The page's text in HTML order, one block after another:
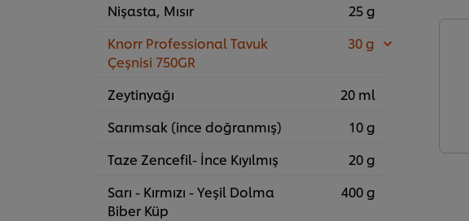
Nişasta, Mısır
25 g
Knorr Professional Tavuk
Çeşnisi 750GR
30 g
Zeytinyağı
20 ml
Sarımsak (ince doğranmış)
10 g
Taze Zencefil- İnce Kıyılmış
20 g
Sarı - Kırmızı - Yeşil Dolma
Biber Küp
400 g